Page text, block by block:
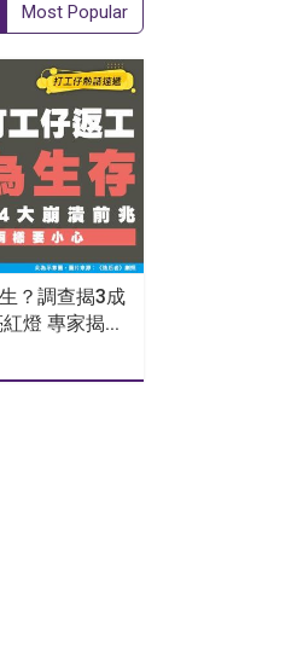
Most Popular
？調查揭3成
燈 專家揭...